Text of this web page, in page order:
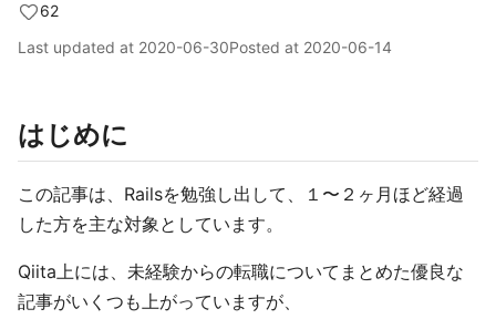
62
Last updated at 2020-06-30Posted at 2020-06-14
はじめに
この記事は、Railsを勉強し出して、１〜２ヶ月ほど経過
した方を主な対象としています。
Qiita上には、未経験からの転職についてまとめた優良な
記事がいくつも上がっていますが、